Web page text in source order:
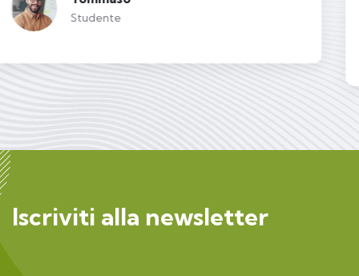
Francesca
Iscriviti alla newsletter